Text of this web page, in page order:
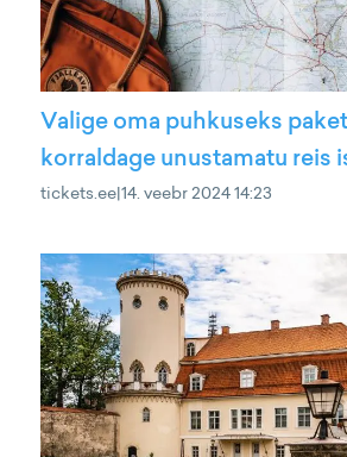
Valige oma puhkuseks
korraldage unustamatu reis
tickets.ee|14. veebr 2024 14:23